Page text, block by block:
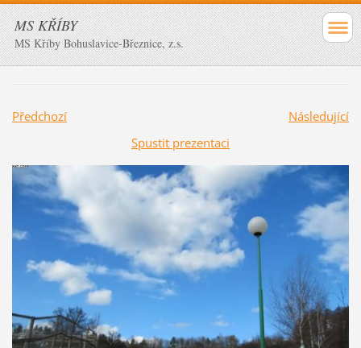
MS KŘÍBY
MS Kříby Bohuslavice-Březnice, z.s.
Předchozí
Následující
Spustit prezentaci